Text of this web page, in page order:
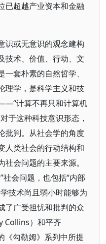
已超越产业资本和金融
识或无意识的观念建构
技术、价值、行动、文
套朴素的自然哲学、
理学，是科学主义和技
计算不再只和计算机
于这种科技意识形态，
批判。从社会学的角度
人类社会的行动结构和
会问题的主要来源。
会问题，也包括“内部
技术尚且弱小时能够为
了广受担忧和批判的众
Collins）和平齐
《勾勒姆》系列中所提